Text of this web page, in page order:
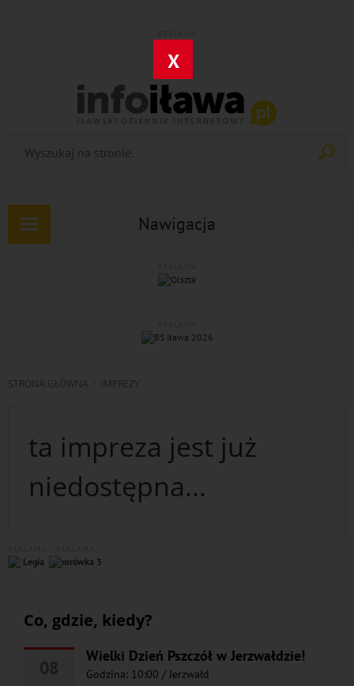
X
Nawigacja
Rozwiń
STRONA GŁÓWNA IMPREZY
ta impreza jest już
niedostępna...
Co, gdzie, kiedy?
Wielki Dzień Pszczół w Jerzwałdzie!
Godzina: 10:00 / Jerzwałd